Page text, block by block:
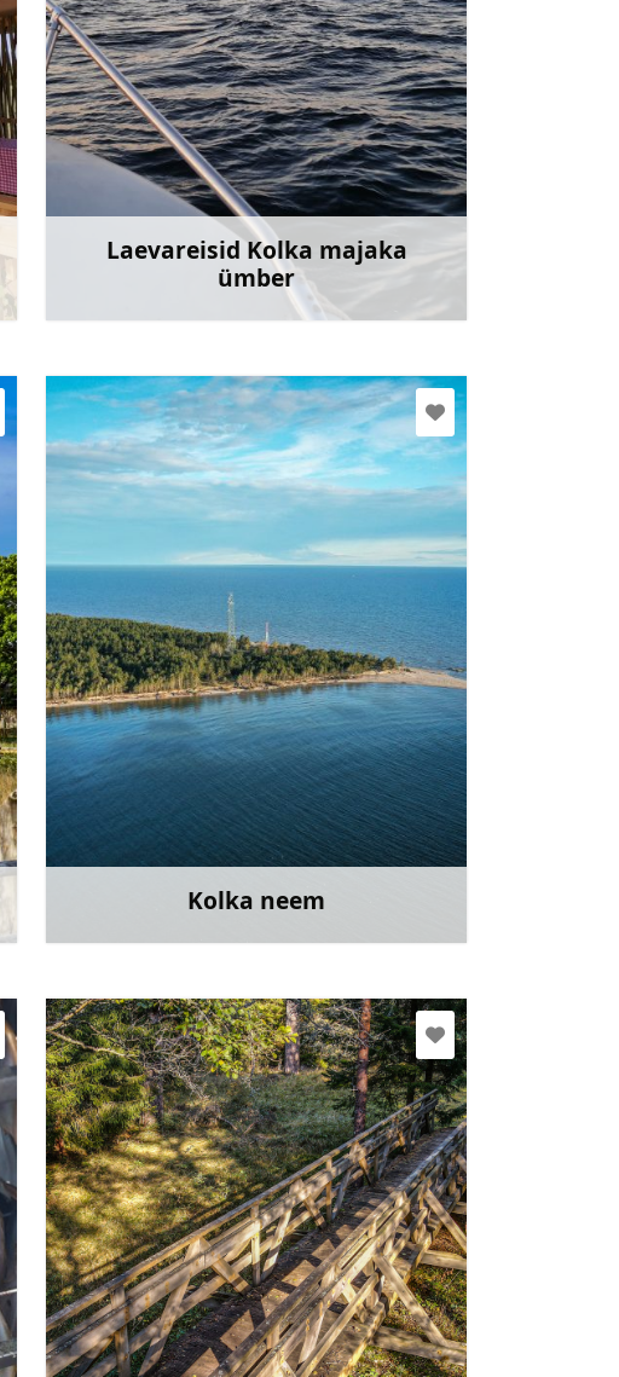
Laevareisid Kolka majaka
ümber
kristapsupis@inbox.lv
+371 22441932
Rohkem teavet
Kolka neem
kolkacape@inbox.lv